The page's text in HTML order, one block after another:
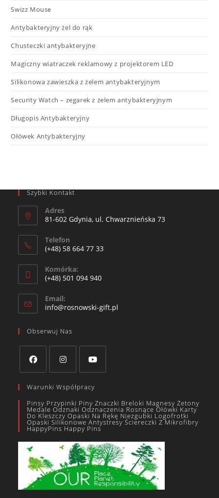
Swizz Mouse
Antybakteryjny żel do rąk
Chusteczki antybakteryjne
Magiczny wiatraczek reklamowy z projektorem LED​
Silikonowa zawieszka z żelem antybakteryjnym
Security Watch – zegarek z żelem antybakteryjnym
Długopis Antybakteryjny
Ołówek Antybakteryjny
Szybki Kontakt
Adres
81-602 Gdynia, ul. Chwarznieńska 73
Telefon
(+48) 58 664 77 33
Komórka:
(+48) 501 094 940​
Email:
info@rosnowski-gift.pl
Obserwuj Nas
Warunki Współpracy
Pinsy Przypinki Piny Znaczki Breloki Magnesy Żetony
Medale Odznaki Odznaczenia Rosnące Ołówki Karty
Do Kleszczy Opaski Na Rękę Niezgubki Logofrotki
Opaski Silikonowe Antystresy Ściereczki Z Mikrofibry
HappyPins Happy Pins